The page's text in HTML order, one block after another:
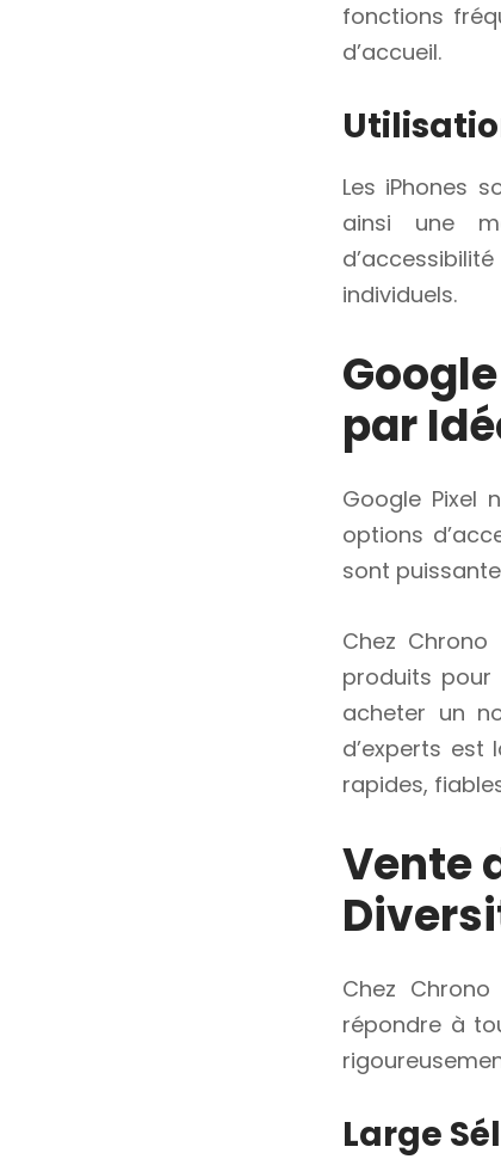
fonctions
d’accueil.
Les iPhones
ainsi une
individuels.
par
Google Pixel
options
sont
Chez
produits pour
acheter un
d’experts
rapides,
Vente
Chez
répondre à
Large